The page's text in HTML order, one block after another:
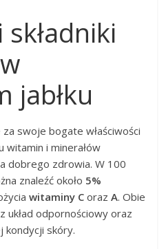
jabłku
za swoje bogate właściwości
witamin i minerałów
dobrego zdrowia. W 100
znaleźć około 5%
witaminy C orazA. Obie
układ odpornościowy oraz
kondycji skóry.